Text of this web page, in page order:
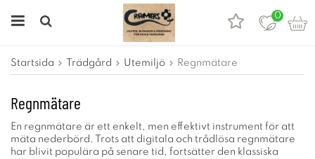
0
Startsida Trädgård Utemiljö Regnmätare
Regnmätare
En regnmätare är ett enkelt, men effektivt instrument för att
mäta nederbörd. Trots att digitala och trådlösa regnmätare
har blivit populära på senare tid, fortsätter den klassiska